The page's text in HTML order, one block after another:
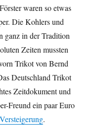
waren so etwas
Die Kohlers und
ganz in der Tradition
Zeiten mussten
Trikot von Bernd
Deutschland Trikot
Zeitdokument und
Freund ein paar Euro
.